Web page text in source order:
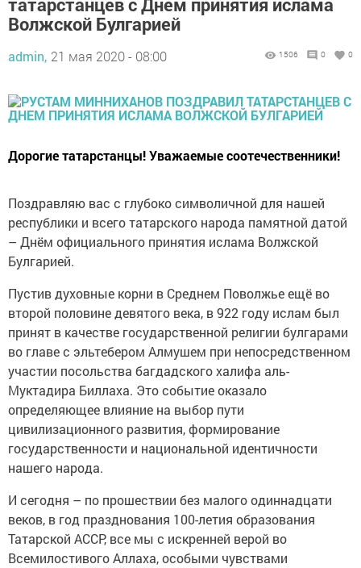
татарстанцев с Днем принятия ислама
Волжской Булгарией
admin, 21 мая 2020 - 08:00 1506 0 0
Дорогие татарстанцы! Уважаемые соотечественники!
Поздравляю вас с глубоко символичной для нашей
республики и всего татарского народа памятной датой
– Днём официального принятия ислама Волжской
Булгарией.
Пустив духовные корни в Среднем Поволжье ещё во
второй половине девятого века, в 922 году ислам был
принят в качестве государственной религии булгарами
во главе с эльтебером Алмушем при непосредственном
участии посольства багдадского халифа аль-
Муктадира Биллаха. Это событие оказало
определяющее влияние на выбор пути
цивилизационного развития, формирование
государственности и национальной идентичности
нашего народа.
И сегодня – по прошествии без малого одиннадцати
веков, в год празднования 100-летия образования
Татарской АССР, все мы с искренней верой во
Всемилостивого Аллаха, особыми чувствами